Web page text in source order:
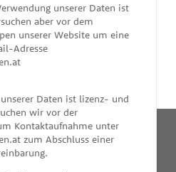
unserer Daten ist
aber vor dem
unserer Website um eine
Adresse
Daten ist lizenz- und
wir vor der
Kontaktaufnahme unter
zum Abschluss einer